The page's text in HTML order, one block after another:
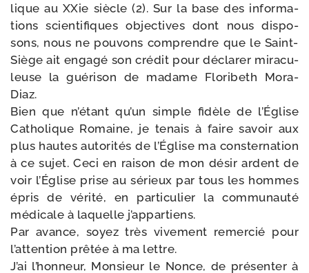
lique au XXie siècle (2). Sur la base des infor­ma­
tions scien­ti­fiques objec­tives dont nous dis­po­
sons, nous ne pou­vons com­prendre que le Saint-​
Siège ait enga­gé son cré­dit pour décla­rer mira­cu­
leuse la gué­ri­son de madame Floribeth Mora-
Diaz.
Bien que n’étant qu’un simple fidèle de l’Église
Catholique Romaine, je tenais à faire savoir aux
plus hautes auto­ri­tés de l’Église ma conster­na­tion
à ce sujet. Ceci en rai­son de mon désir ardent de
voir l’Église prise au sérieux par tous les hommes
épris de véri­té, en par­ti­cu­lier la com­mu­nau­té
médi­cale à laquelle j’appartiens.
Par avance, soyez très vive­ment remer­cié pour
l’attention prê­tée à ma lettre.
J’ai l’honneur, Monsieur le Nonce, de pré­sen­ter à